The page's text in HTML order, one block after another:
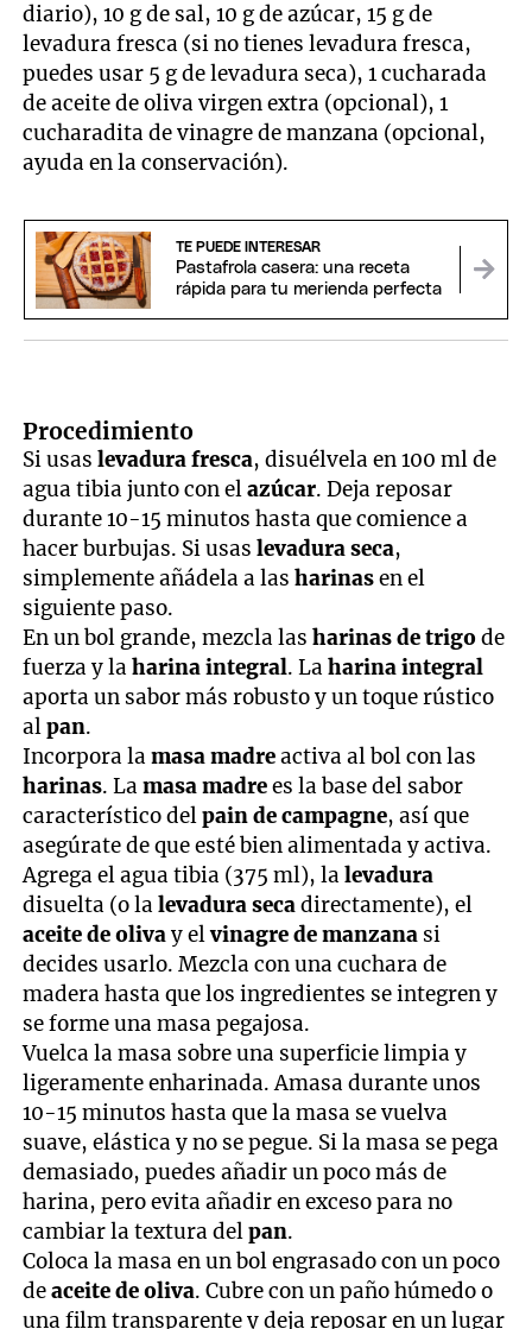
diario), 10 g de sal, 10 g de azúcar, 15 g de
levadura fresca (si no tienes levadura fresca,
puedes usar 5 g de levadura seca), 1 cucharada
de aceite de oliva virgen extra (opcional), 1
cucharadita de vinagre de manzana (opcional,
ayuda en la conservación).
TE PUEDE INTERESAR
Pastafrola casera: una receta
rápida para tu merienda perfecta
Procedimiento
Si usaslevadura fresca, disuélvela en 100 ml de
agua tibia junto con elazúcar. Deja reposar
durante 10-15 minutos hasta que comience a
hacer burbujas. Si usas levadura seca,
simplemente añádela a lasharinasen el
siguiente paso.
En un bol grande, mezcla lasharinas de trigode
fuerza y laharina integral. Laharina integral
aporta un sabor más robusto y un toque rústico
alpan.
Incorpora lamasa madreactiva al bol con las
harinas. Lamasa madrees la base del sabor
característico delpain de campagne, así que
asegúrate de que esté bien alimentada y activa.
Agrega el agua tibia (375 ml), lalevadura
disuelta (o lalevadura secadirectamente), el
aceite de olivay elvinagre de manzana si
decides usarlo. Mezcla con una cuchara de
madera hasta que los ingredientes se integren y
se forme una masa pegajosa.
Vuelca la masa sobre una superficie limpia y
ligeramente enharinada. Amasa durante unos
10-15 minutos hasta que la masa se vuelva
suave, elástica y no se pegue. Si la masa se pega
demasiado, puedes añadir un poco más de
harina, pero evita añadir en exceso para no
cambiar la textura delpan.
Coloca la masa en un bol engrasado con un poco
deaceite de oliva. Cubre con un paño húmedo o
una film transparente y deja reposar en un lugar